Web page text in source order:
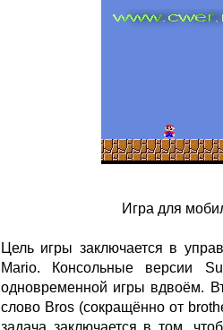
Игра для
Цель игры заключается в
Mario. Консольные версии
одновременной игры вдвоём.
слово Bros (сокращённо от
задача заключается в том,